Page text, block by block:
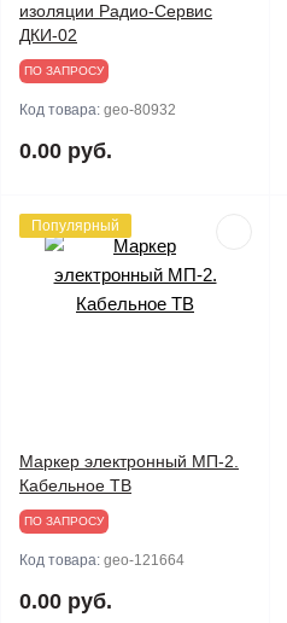
изоляции Радио-Сервис
ДКИ-02
ПО ЗАПРОСУ
Код товара: geo-80932
0.00 руб.
Популярный
Маркер электронный МП-2.
Кабельное ТВ
ПО ЗАПРОСУ
Код товара: geo-121664
0.00 руб.